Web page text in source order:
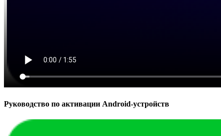
Руководство по активации Android-устройств